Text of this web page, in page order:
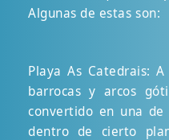
Algunas de estas son:
Playa As Catedrais:
barrocas y arcos
convertido en una de
dentro de cierto